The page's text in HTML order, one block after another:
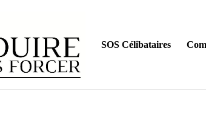
SOS Célibataires